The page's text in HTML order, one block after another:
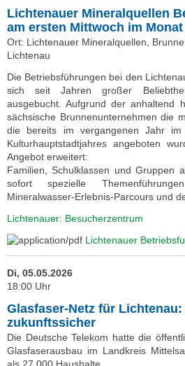
Lichtenauer Mineralquellen
am ersten Mittwoch im Monat
Ort: Lichtenauer Mineralquellen,
Lichtenau
Die Betriebsführungen bei den
sich seit Jahren großer
ausgebucht. Aufgrund der anhaltend
sächsische Brunnenunternehmen die
die bereits im vergangenen Jahr im
Kulturhauptstadtjahres angeboten
Angebot erweitert:
Familien, Schulklassen und Gruppen
sofort spezielle
Mineralwasser-Erlebnis-Parcours und
Lichtenauer: Besucherzentrum
Lichtenauer
Di, 05.05.2026
18:00 Uhr
Glasfaser-Netz für
zukunftssicher
Die Deutsche Telekom hatte die
Glasfaserausbau im Landkreis